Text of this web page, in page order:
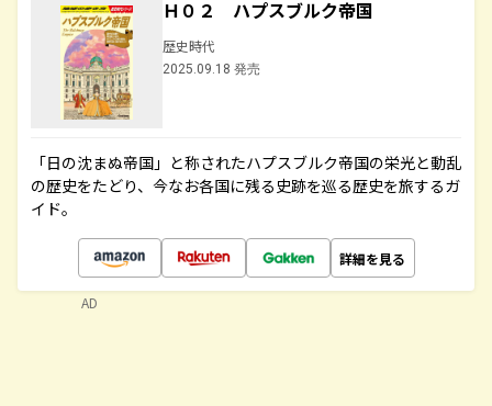
Ｈ０２ ハプスブルク帝国
歴史時代
2025.09.18 発売
「日の沈まぬ帝国」と称されたハプスブルク帝国の栄光と動乱
の歴史をたどり、今なお各国に残る史跡を巡る歴史を旅するガ
イド。
詳細を見る
AD